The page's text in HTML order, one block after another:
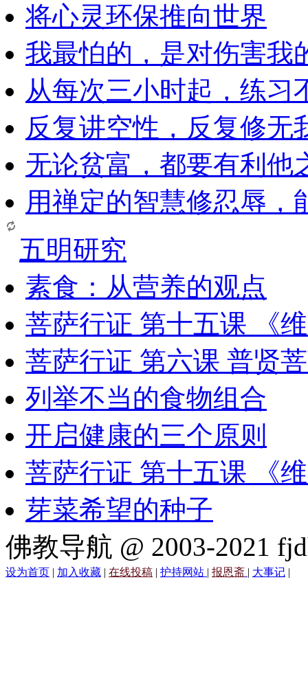
将心灵环保推向世界
我最怕的，是对伤害我
从每次三小时起，练习
反复讲空性，反复修无
无论贫富，都要有利他
用禅定的智慧修忍辱，
五明研究
素食：从营养的观点
菩萨行证 第十五课 《
菩萨行证 第六课 普贤
列举不当的食物组合
开启健康的三个原则
菩萨行证 第十五课 《
芽菜希望的种子
佛教导航 @ 2003-2021
设为首页 | 加入收藏 | 在线投稿 | 护持网站 | 报恩斋 | 大事记 |